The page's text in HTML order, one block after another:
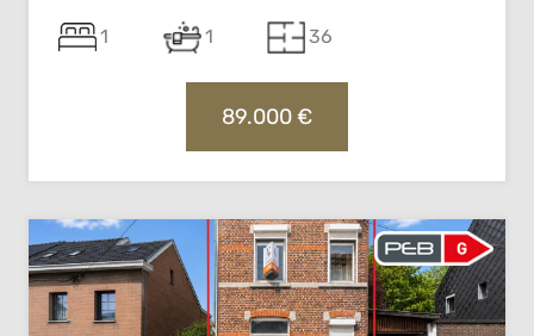
1 1 36
89.000 €